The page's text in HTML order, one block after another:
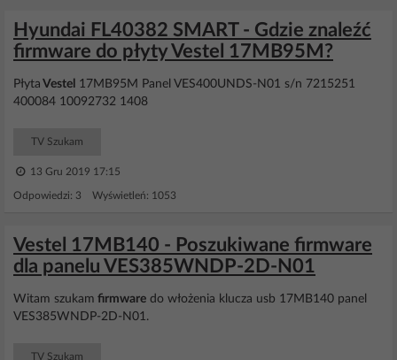
Hyundai FL40382 SMART - Gdzie znaleźć
firmware do płyty Vestel 17MB95M?
Płyta Vestel 17MB95M Panel VES400UNDS-N01 s/n 7215251
400084 10092732 1408
TV Szukam
13 Gru 2019 17:15
Odpowiedzi: 3 Wyświetleń: 1053
Vestel 17MB140 - Poszukiwane firmware
dla panelu VES385WNDP-2D-N01
Witam szukam firmware do włożenia klucza usb 17MB140 panel
VES385WNDP-2D-N01.
TV Szukam